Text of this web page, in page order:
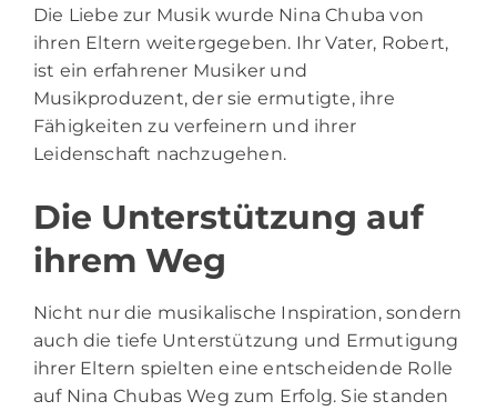
Die Liebe zur Musik wurde Nina Chuba von
ihren Eltern weitergegeben. Ihr Vater, Robert,
ist ein erfahrener Musiker und
Musikproduzent, der sie ermutigte, ihre
Fähigkeiten zu verfeinern und ihrer
Leidenschaft nachzugehen.
Die Unterstützung auf
ihrem Weg
Nicht nur die musikalische Inspiration, sondern
auch die tiefe Unterstützung und Ermutigung
ihrer Eltern spielten eine entscheidende Rolle
auf Nina Chubas Weg zum Erfolg. Sie standen